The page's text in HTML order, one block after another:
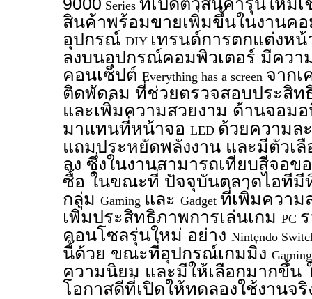
Series
สินค้าพร้อมขายเพิ่มขึ้นในงานค
อุปกรณ์ DIY เทรนด์การตกแต่งห
ลงบนอุปกรณ์คอมพิวเตอร์ มีควา
คอนเซ็ปต์ Everything has a screen จากเ
ติดพัดลม ที่ช่วยตรวจสอบประสิท
และเพิ่มความสวยงาม ด้านจอม
มาแทนที่หน้าจอ LED ด้วยความล
แถมประหยัดพลังงาน และมีตัวเ
ลง ซึ่งในงานสามารถเทียบสีจอข
ซื้อ ในขณะที่ ปัจจุบันตลาดไอทีมี
กลุ่ม Gaming และ Gadget ที่เพิ่มความ
เพิ่มประสิทธิภาพการเล่นเกม PC
คอนโซลรุ่นใหม่ อย่าง Nintendo
นี้ด้วย ขณะที่อุปกรณ์เกมมิ่ง
ความนิยม และมีให้เลือกมากขึ้น
โอกาสดีที่เปิดให้ทดลองใช้งานจริ